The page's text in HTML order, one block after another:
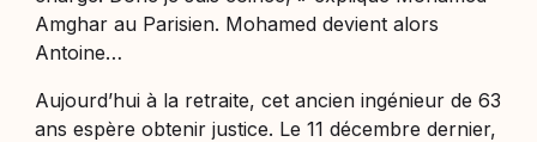
Amghar au Parisien. Mohamed devient alors
Antoine…
Aujourd’hui à la retraite, cet ancien ingénieur de 63
ans espère obtenir justice. Le 11 décembre dernier,